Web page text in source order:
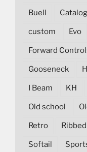
Buell
custom Evo
Forward
Gooseneck
I Beam KH
Old school
Retro Ribbed
Softail